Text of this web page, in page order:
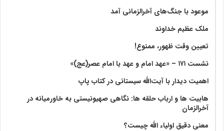
موعود با جنگ‌های آخرالزمانی آمد
ملک عظیم خداوند
تعیین وقت ظهور، ممنوع!
نشست ۱۷۱ – «عهد امام و عهد با امام عصر(عج)»
اهمیت دیدار با آیت‌الله سیستانی در کتاب پاپ
هابیت ها و ارباب حلقه ها: نگاهی صهیونیستی به خاورمیانه در
آخرالزمان
معنی دقیق اولیاء الله چیست؟